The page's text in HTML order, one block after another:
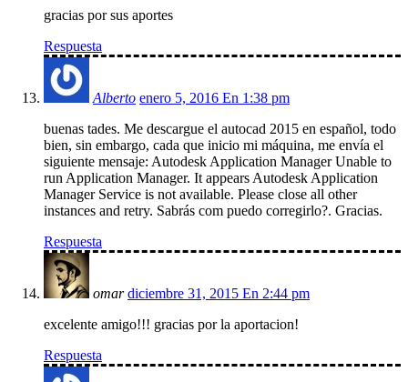
gracias por sus aportes
Respuesta
Alberto enero 5, 2016 En 1:38 pm
buenas tades. Me descargue el autocad 2015 en español, todo
bien, sin embargo, cada que inicio mi máquina, me envía el
siguiente mensaje: Autodesk Application Manager Unable to
run Application Manager. It appears Autodesk Application
Manager Service is not available. Please close all other
instances and retry. Sabrás com puedo corregirlo?. Gracias.
Respuesta
omar diciembre 31, 2015 En 2:44 pm
excelente amigo!!! gracias por la aportacion!
Respuesta